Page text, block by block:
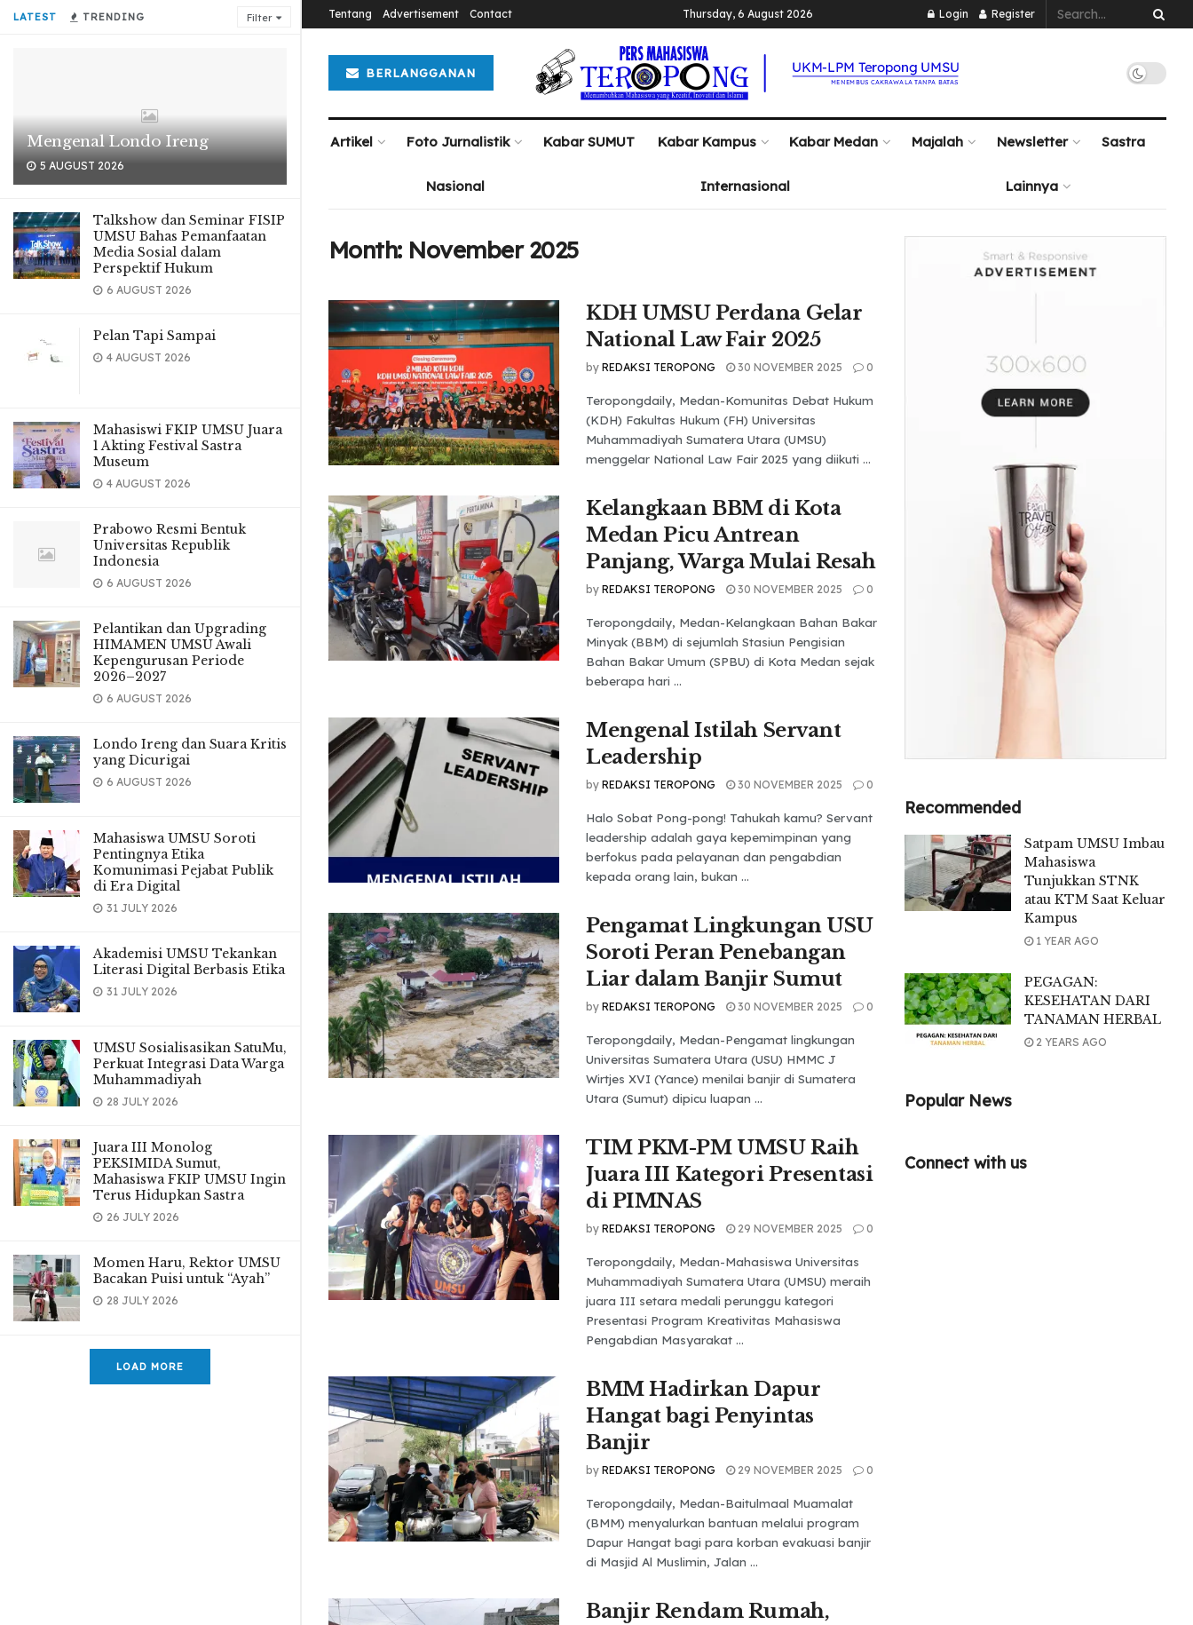
LATEST TRENDING Filter
Mengenal Londo Ireng
5 AUGUST 2026
Talkshow dan Seminar FISIP
UMSU Bahas Pemanfaatan
Media Sosial dalam
Perspektif Hukum
6 AUGUST 2026
Pelan Tapi Sampai
4 AUGUST 2026
Mahasiswi FKIP UMSU Juara
1 Akting Festival Sastra
Museum
4 AUGUST 2026
Prabowo Resmi Bentuk
Universitas Republik
Indonesia
6 AUGUST 2026
Pelantikan dan Upgrading
HIMAMEN UMSU Awali
Kepengurusan Periode
2026–2027
6 AUGUST 2026
Londo Ireng dan Suara Kritis
yang Dicurigai
6 AUGUST 2026
Mahasiswa UMSU Soroti
Pentingnya Etika
Komunimasi Pejabat Publik
di Era Digital
31 JULY 2026
Akademisi UMSU Tekankan
Literasi Digital Berbasis Etika
31 JULY 2026
UMSU Sosialisasikan SatuMu,
Perkuat Integrasi Data Warga
Muhammadiyah
28 JULY 2026
Juara III Monolog
PEKSIMIDA Sumut,
Mahasiswa FKIP UMSU Ingin
Terus Hidupkan Sastra
26 JULY 2026
Momen Haru, Rektor UMSU
Bacakan Puisi untuk “Ayah”
28 JULY 2026
LOAD MORE
Tentang Advertisement Contact Thursday, 6 August 2026 Login Register
BERLANGGANAN
Artikel Foto Jurnalistik Kabar SUMUT Kabar Kampus Kabar Medan Majalah Newsletter Sastra
Nasional Internasional Lainnya
Month: November 2025
KDH UMSU Perdana Gelar
National Law Fair 2025
by REDAKSI TEROPONG 30 NOVEMBER 2025 0
Teropongdaily, Medan-Komunitas Debat Hukum
(KDH) Fakultas Hukum (FH) Universitas
Muhammadiyah Sumatera Utara (UMSU)
menggelar National Law Fair 2025 yang diikuti ...
Kelangkaan BBM di Kota
Medan Picu Antrean
Panjang, Warga Mulai Resah
by REDAKSI TEROPONG 30 NOVEMBER 2025 0
Teropongdaily, Medan-Kelangkaan Bahan Bakar
Minyak (BBM) di sejumlah Stasiun Pengisian
Bahan Bakar Umum (SPBU) di Kota Medan sejak
beberapa hari ...
Mengenal Istilah Servant
Leadership
by REDAKSI TEROPONG 30 NOVEMBER 2025 0
Halo Sobat Pong-pong! Tahukah kamu? Servant
leadership adalah gaya kepemimpinan yang
berfokus pada pelayanan dan pengabdian
kepada orang lain, bukan ...
Pengamat Lingkungan USU
Soroti Peran Penebangan
Liar dalam Banjir Sumut
by REDAKSI TEROPONG 30 NOVEMBER 2025 0
Teropongdaily, Medan-Pengamat lingkungan
Universitas Sumatera Utara (USU) HMMC J
Wirtjes XVI (Yance) menilai banjir di Sumatera
Utara (Sumut) dipicu luapan ...
TIM PKM-PM UMSU Raih
Juara III Kategori Presentasi
di PIMNAS
by REDAKSI TEROPONG 29 NOVEMBER 2025 0
Teropongdaily, Medan-Mahasiswa Universitas
Muhammadiyah Sumatera Utara (UMSU) meraih
juara III setara medali perunggu kategori
Presentasi Program Kreativitas Mahasiswa
Pengabdian Masyarakat ...
BMM Hadirkan Dapur
Hangat bagi Penyintas
Banjir
by REDAKSI TEROPONG 29 NOVEMBER 2025 0
Teropongdaily, Medan-Baitulmaal Muamalat
(BMM) menyalurkan bantuan melalui program
Dapur Hangat bagi para korban evakuasi banjir
di Masjid Al Muslimin, Jalan ...
Banjir Rendam Rumah,
Recommended
Satpam UMSU Imbau
Mahasiswa
Tunjukkan STNK
atau KTM Saat Keluar
Kampus
1 YEAR AGO
PEGAGAN:
KESEHATAN DARI
TANAMAN HERBAL
2 YEARS AGO
Popular News
Connect with us